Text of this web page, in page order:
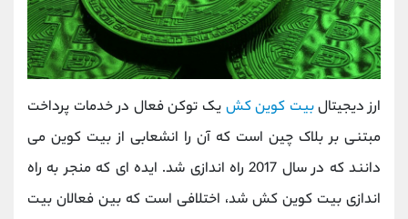
ارز دیجیتالبیت کوین کش یک توکن فعال در خدمات پرداخت
مبتنی بر بلاک چین است که آن را انشعابی از بیت کوین می
دانند که در سال 2017 راه اندازی شد. ایده ای که منجر به راه
اندازی بیت کوین کش شد، اختلافی است که بین فعالان بیت